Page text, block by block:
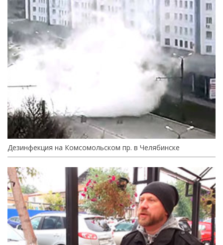
Дезинфекция на Комсомольском пр. в Челябинске